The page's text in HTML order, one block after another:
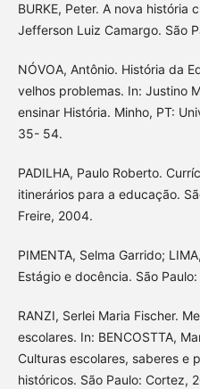
BURKE, Peter. A nova história
Jefferson Luiz Camargo. São
NÓVOA, Antônio. História da
velhos problemas. In: Justino
ensinar História. Minho, PT:
35- 54.
PADILHA, Paulo Roberto.
itinerários para a educação.
Freire, 2004.
PIMENTA, Selma Garrido;
Estágio e docência. São
RANZI, Serlei Maria Fischer.
escolares. In: BENCOSTTA,
Culturas escolares, saberes e
históricos. São Paulo: Cortez,